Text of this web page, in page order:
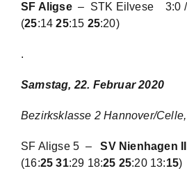
SF Aligse– STK Eilvese 3:0 /
(25:1425:15 25:20)
.
Samstag, 22. Februar 2020
Bezirksklasse 2 Hannover/
SF Aligse 5 –SV Nienhagen
(16:25 31:29 18:25 25:20 13:15)